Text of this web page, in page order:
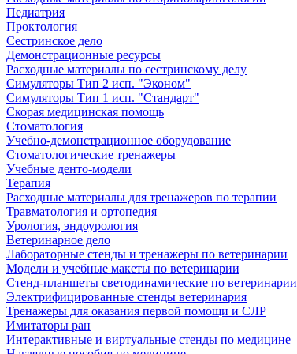
Педиатрия
Проктология
Сестринское дело
Демонстрационные ресурсы
Расходные материалы по сестринскому делу
Симуляторы Тип 2 исп. "Эконом"
Симуляторы Тип 1 исп. "Стандарт"
Скорая медицинская помощь
Стоматология
Учебно-демонстрационное оборудование
Стоматологические тренажеры
Учебные денто-модели
Терапия
Расходные материалы для тренажеров по терапии
Травматология и ортопедия
Урология, эндоурология
Ветеринарное дело
Лабораторные стенды и тренажеры по ветеринарии
Модели и учебные макеты по ветеринарии
Стенд-планшеты светодинамические по ветеринарии
Электрифицированные стенды ветеринария
Тренажеры для оказания первой помощи и СЛР
Имитаторы ран
Интерактивные и виртуальные стенды по медицине